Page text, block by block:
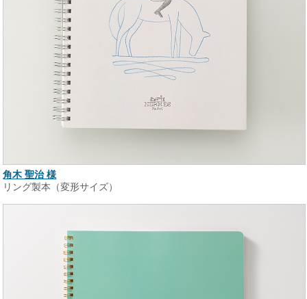
角木 聖治 様
リング製本（変形サイズ）